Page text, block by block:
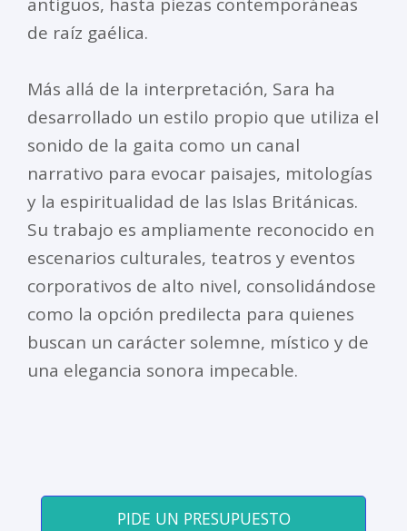
de raíz gaélica.
Más allá de la interpretación, Sara ha
desarrollado un estilo propio que utiliza el
sonido de la gaita como un canal
narrativo para evocar paisajes, mitologías
y la espiritualidad de las Islas Británicas.
Su trabajo es ampliamente reconocido en
escenarios culturales, teatros y eventos
corporativos de alto nivel, consolidándose
como la opción predilecta para quienes
buscan un carácter solemne, místico y de
una elegancia sonora impecable.
PIDE UN PRESUPUESTO